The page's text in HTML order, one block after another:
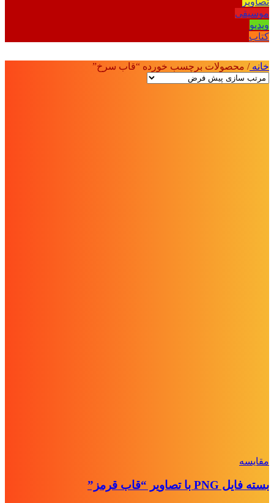
موسیقی
ویدیو
کتاب
خانه/ محصولات برچسب خورده “قاب سرخ”
مقايسه
بسته فایل PNG با تصاویر “قاب قرمز”